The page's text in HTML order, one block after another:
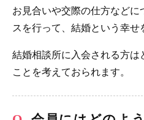
お見合いや交際の仕方などに
スを行って、結婚という幸せ
結婚相談所に入会される方は
ことを考えておられます。